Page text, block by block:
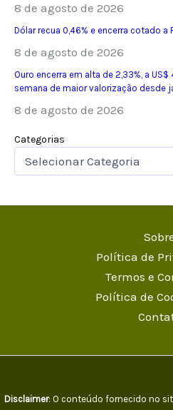
8 de agosto de 2026
Dólar recua 0,46% e encerra cotado
8 de agosto de 2026
Ouro encerra em alta de 2,33%, a
semana de maior valorização desde
8 de agosto de 2026
Categorias
Política de
Termos e
Política de
Disclaimer: O conteúdo fornecido no